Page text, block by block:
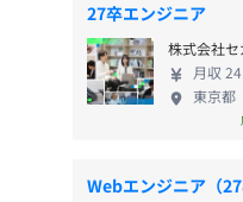
27卒エンジニア
月収
東京都
Webエンジニア（27